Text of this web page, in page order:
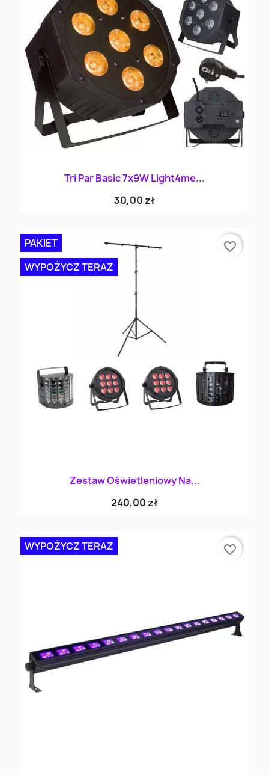
Tri Par Basic 7x9W Light4me...
30,00 zł
Zestaw Oświetleniowy Na...
240,00 zł
PAKIET
WYPOŻYCZ TERAZ
favorite_border
WYPOŻYCZ TERAZ favorite_border